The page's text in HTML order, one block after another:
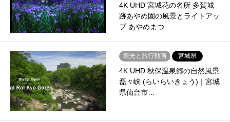
4K UHD 宮城花の名所 多賀城
跡あやめ園の風景とライトアッ
プ あやめまつ…
観光と旅行動画 宮城県
4K UHD 秋保温泉郷の自然風景
磊々峡 (らいらいきょう)｜宮城
県仙台市…